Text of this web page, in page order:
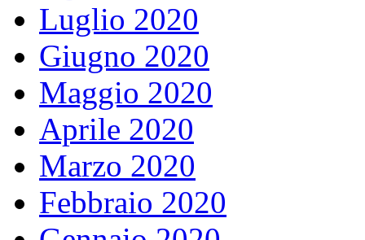
Luglio 2020
Giugno 2020
Maggio 2020
Aprile 2020
Marzo 2020
Febbraio 2020